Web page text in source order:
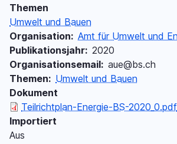
Themen
Umwelt und Bauen
Organisation
Amt für Umwelt und
Publikationsjahr 2020
Organisationsemail aue@bs.ch
Themen
Umwelt und Bauen
Dokument
Documento
Teilrichtplan-Energie-BS-2020_0.pdf
Importiert
Aus